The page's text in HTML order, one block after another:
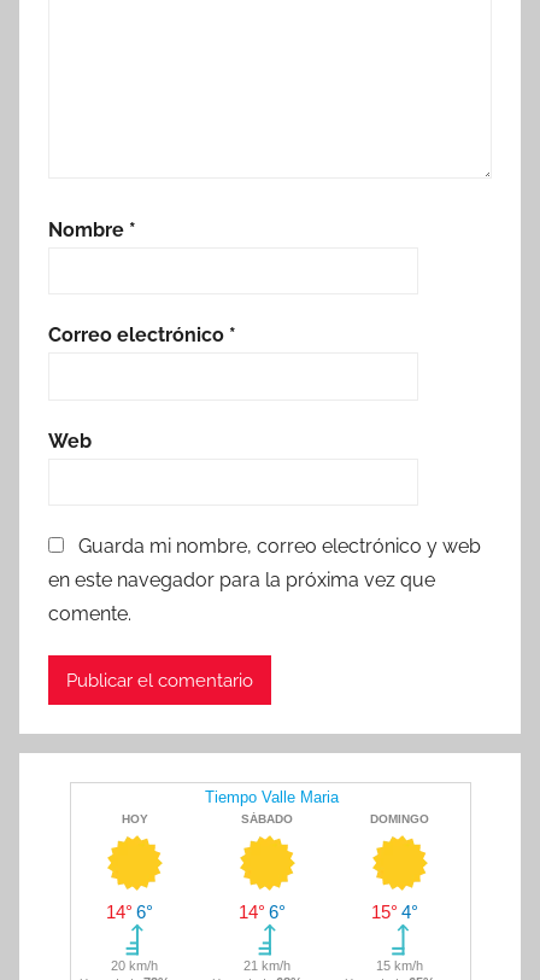
Nombre *
Correo electrónico *
Web
Guarda mi nombre, correo electrónico y web
en este navegador para la próxima vez que
comente.